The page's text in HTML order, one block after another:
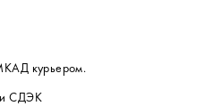
курьером.
СДЭК